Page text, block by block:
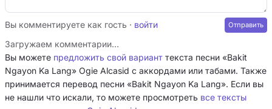
Вы комментируете как гость · войти
Загружаем комментарии…
Вы можете предложить свой вариант текста песни «Bakit
Ngayon Ka Lang» Ogie Alcasid с аккордами или табами. Также
принимается перевод песни «Bakit Ngayon Ka Lang». Если вы
не нашли что искали, то можете просмотреть все тексты